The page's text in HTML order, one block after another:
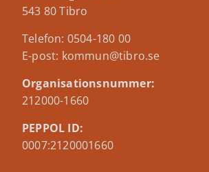
543 80 Tibro
Telefon: 0504-180 00
E-post: kommun@tibro.se
Organisationsnummer:
212000-1660
PEPPOL ID:
0007:2120001660